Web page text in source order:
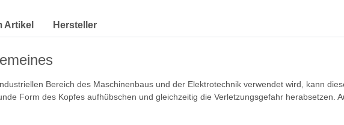
Artikel Hersteller
Bereich des Maschinenbaus und der Elektrotechnik verwendet wird, kann
Form des Kopfes aufhübschen und gleichzeitig die Verletzungsgefahr herabsetzen.